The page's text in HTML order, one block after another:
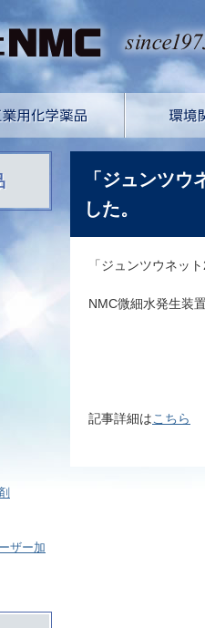
「ジュンツ
した。
「ジュンツウネッ
NMC微細水発生装
記事詳細はこちら
ザー加